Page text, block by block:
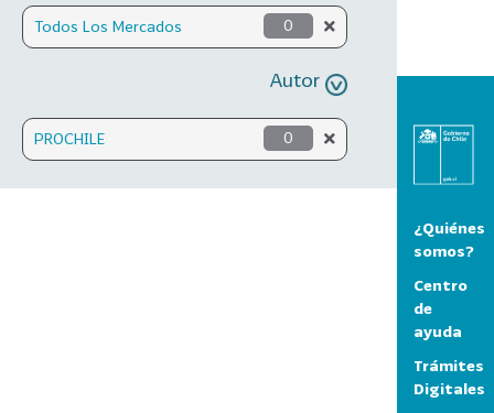
Todos Los Mercados 0
Autor
PROCHILE 0
¿Quiénes
somos?
Centro
de
ayuda
Trámites
Digitales